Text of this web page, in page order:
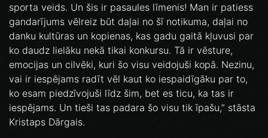
sporta veids. Un šis ir pasaules līmenis! Man ir patiess
gandarījums vēlreiz būt daļai no šī notikuma, daļai no
danku kultūras un kopienas, kas gadu gaitā kļuvusi par
ko daudz lielāku nekā tikai konkursu. Tā ir vēsture,
emocijas un cilvēki, kuri šo visu veidojuši kopā. Nezinu,
vai ir iespējams radīt vēl kaut ko iespaidīgāku par to,
ko esam piedzīvojuši līdz šim, bet es ticu, ka tas ir
iespējams. Un tieši tas padara šo visu tik īpašu,” stāsta
Kristaps Dārgais.